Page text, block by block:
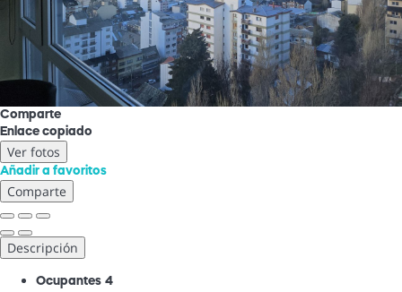
Comparte
Enlace copiado
Ver fotos
Añadir a favoritos
Comparte
Descripción
Ocupantes 4